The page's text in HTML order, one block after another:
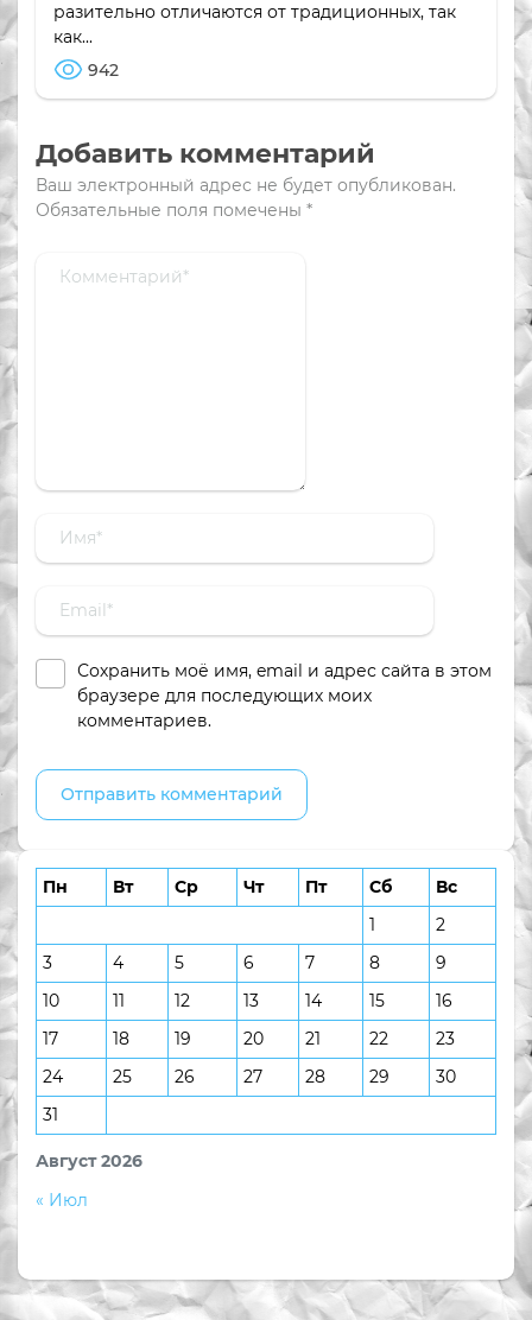
разительно отличаются от традиционных, так
как...
942
Добавить комментарий
Ваш электронный адрес не будет опубликован.
Обязательные поля помечены *
Сохранить моё имя, email и адрес сайта в этом
браузере для последующих моих
комментариев.
Август 2026
Пн Вт Ср Чт Пт Сб
Вс
1
2
3
4 5 6 7 8
9
10
11 12 13 14 15
16
17
18 19 20 21 22
23
24
25 26 27 28 29
30
31
« Июл